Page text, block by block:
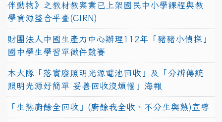
伴動物》之教材教案業已上架國民中小學課程與教
學資源整合平臺(CIRN)
財團法人中國生產力中心辦理112年「豬豬小偵探」
國中學生學習單徵件競賽
本大隊「落實廢照明光源電池回收」及「分辨傳統
照明光源好簡單 妥善回收沒煩惱」海報
「生熟廚餘全回收」(廚餘我全收、不分生與熟)宣導